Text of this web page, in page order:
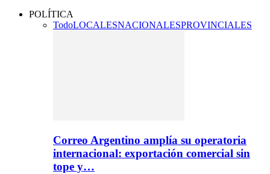
POLÍTICA
TodoLOCALESNACIONALESPROVINCIALES
Correo Argentino amplía su operatoria
internacional: exportación comercial sin
tope y…